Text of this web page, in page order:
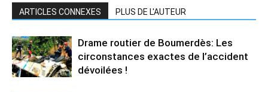
ARTICLES CONNEXES PLUS DE L'AUTEUR
Drame routier de Boumerdès: Les
circonstances exactes de l’accident
dévoilées !